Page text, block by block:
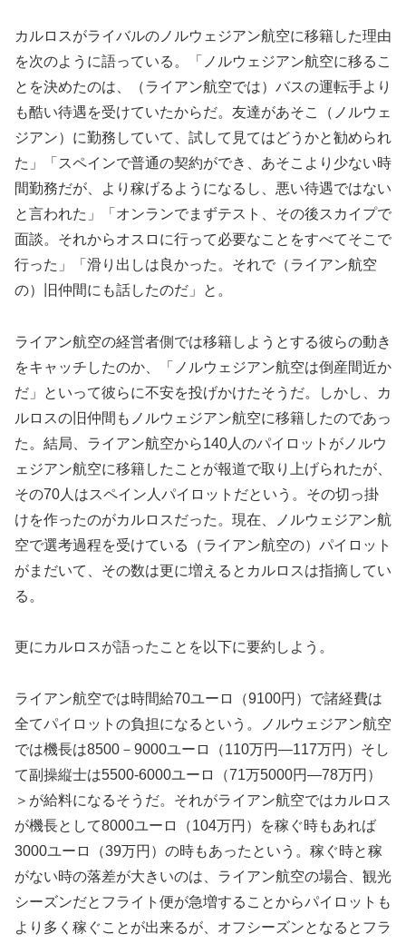
カルロスがライバルのノルウェジアン航空に移籍した理由
を次のように語っている。「ノルウェジアン航空に移るこ
とを決めたのは、（ライアン航空では）バスの運転手より
も酷い待遇を受けていたからだ。友達があそこ（ノルウェ
ジアン）に勤務していて、試して見てはどうかと勧められ
た」「スペインで普通の契約ができ、あそこより少ない時
間勤務だが、より稼げるようになるし、悪い待遇ではない
と言われた」「オンランでまずテスト、その後スカイプで
面談。それからオスロに行って必要なことをすべてそこで
行った」「滑り出しは良かった。それで（ライアン航空
の）旧仲間にも話したのだ」と。
ライアン航空の経営者側では移籍しようとする彼らの動き
をキャッチしたのか、「ノルウェジアン航空は倒産間近か
だ」といって彼らに不安を投げかけたそうだ。しかし、カ
ルロスの旧仲間もノルウェジアン航空に移籍したのであっ
た。結局、ライアン航空から140人のパイロットがノルウ
ェジアン航空に移籍したことが報道で取り上げられたが、
その70人はスペイン人パイロットだという。その切っ掛
けを作ったのがカルロスだった。現在、ノルウェジアン航
空で選考過程を受けている（ライアン航空の）パイロット
がまだいて、その数は更に増えるとカルロスは指摘してい
る。
更にカルロスが語ったことを以下に要約しよう。
ライアン航空では時間給70ユーロ（9100円）で諸経費は
全てパイロットの負担になるという。ノルウェジアン航空
では機長は8500－9000ユーロ（110万円―117万円）そし
て副操縦士は5500-6000ユーロ（71万5000円―78万円）
＞が給料になるそうだ。それがライアン航空ではカルロス
が機長として8000ユーロ（104万円）を稼ぐ時もあれば
3000ユーロ（39万円）の時もあったという。稼ぐ時と稼
がない時の落差が大きいのは、ライアン航空の場合、観光
シーズンだとフライト便が急増することからパイロットも
より多く稼ぐことが出来るが、オフシーズンとなるとフラ